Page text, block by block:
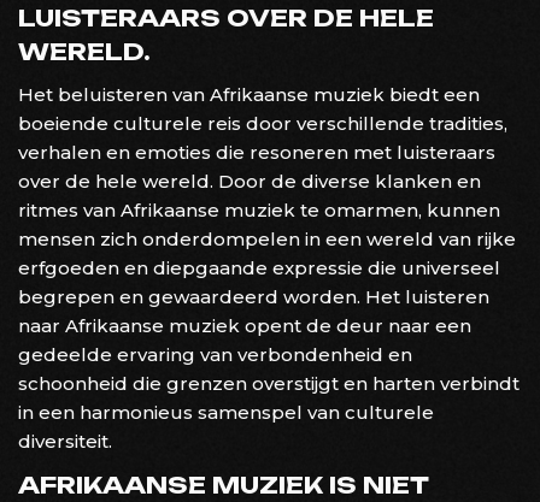
LUISTERAARS OVER DE HELE
WERELD.
Het beluisteren van Afrikaanse muziek biedt een
boeiende culturele reis door verschillende tradities,
verhalen en emoties die resoneren met luisteraars
over de hele wereld. Door de diverse klanken en
ritmes van Afrikaanse muziek te omarmen, kunnen
mensen zich onderdompelen in een wereld van rijke
erfgoeden en diepgaande expressie die universeel
begrepen en gewaardeerd worden. Het luisteren
naar Afrikaanse muziek opent de deur naar een
gedeelde ervaring van verbondenheid en
schoonheid die grenzen overstijgt en harten verbindt
in een harmonieus samenspel van culturele
diversiteit.
AFRIKAANSE MUZIEK IS NIET